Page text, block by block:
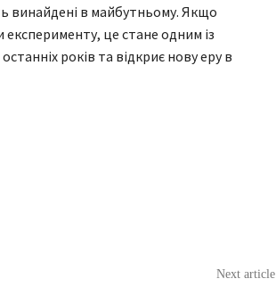
винайдені в майбутньому. Якщо
це стане одним із
років та відкриє нову еру в
Next article